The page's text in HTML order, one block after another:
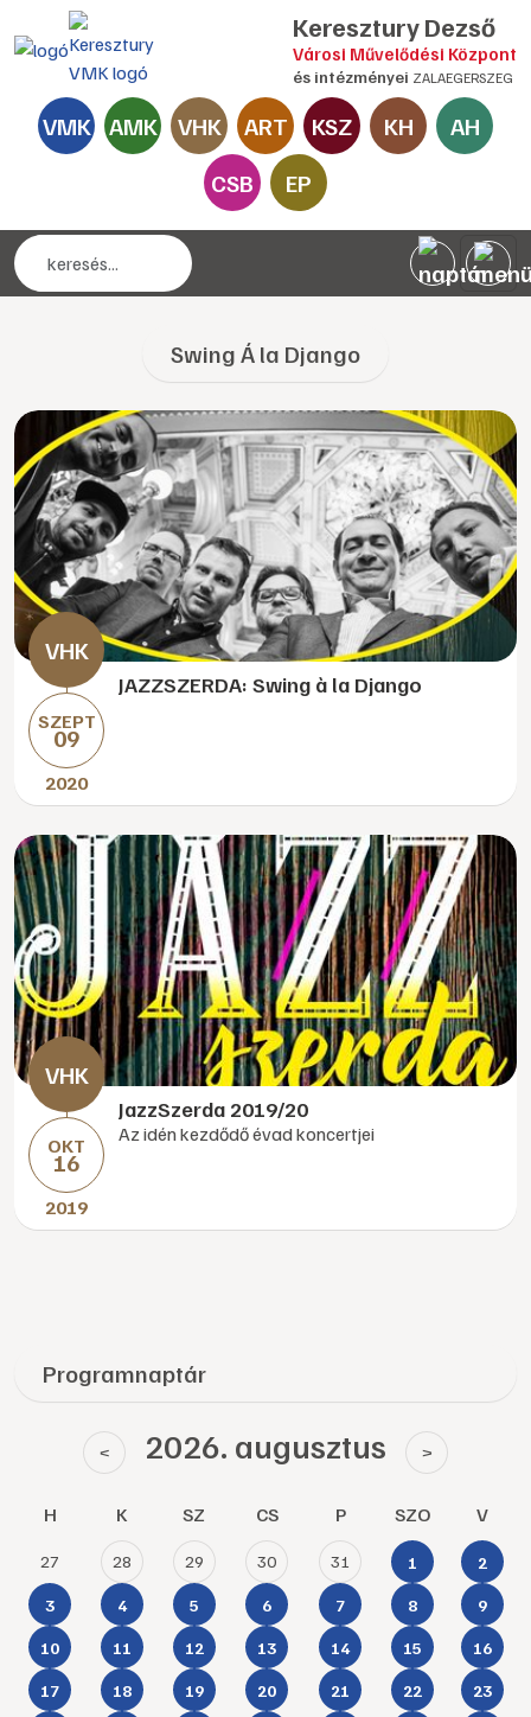
Keresztury Dezső
Városi Művelődési Központ
és intézményei ZALAEGERSZEG
VMK AMK VHK ART KSZ KH
AH
CSB
EP
Swing Á la Django
SZEPT
09
2020
JAZZSZERDA: Swing à la Django
OKT
16
2019
JazzSzerda 2019/20
Az idén kezdődő évad koncertjei
Programnaptár
< 2026. augusztus >
H K SZ CS P SZO V
27 28 29 30 31 1 2
3 4 5 6 7 8 9
10 11 12 13 14 15 16
17 18 19 20 21 22 23